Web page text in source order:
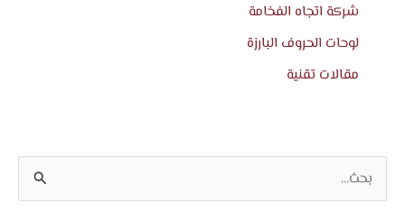
شركة اتجاه الفخامة
لوحات الحروف البارزة
مقالات تقنية